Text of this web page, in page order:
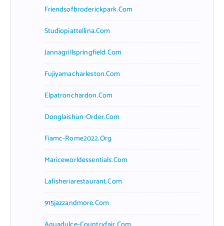
Friendsofbroderickpark.com
Studiopiattellina.com
Jannagrillspringfield.com
Fujiyamacharleston.com
Elpatronchardon.com
Donglaishun-Order.com
Fiamc-Rome2022.org
Mariceworldessentials.com
Lafisheriarestaurant.com
915jazzandmore.com